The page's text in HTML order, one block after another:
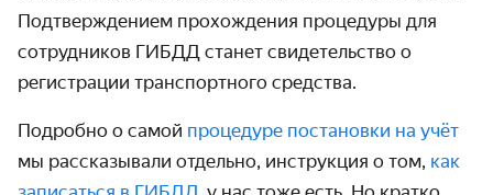
Подтверждением прохождения процедуры для
сотрудников ГИБДД станет свидетельство о
регистрации транспортного средства.
Подробно о самой процедуре постановки на учёт
мы рассказывали отдельно, инструкция о том, как